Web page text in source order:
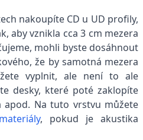
nakoupíte CD u UD profily,
aby vznikla cca 3 cm mezera
mohli byste dosáhnout
že by samotná mezera
vyplnit, ale není to ale
desky, které poté zaklopíte
Na tuto vrstvu můžete
, pokud je akustika